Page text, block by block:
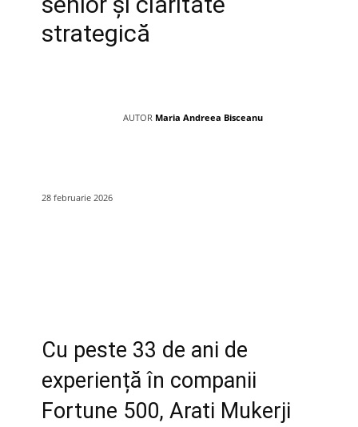
strategică
AUTOR Maria Andreea Bisceanu
28 februarie 2026
Cu peste 33 de ani de
experiență în companii
Fortune 500, Arati Mukerji